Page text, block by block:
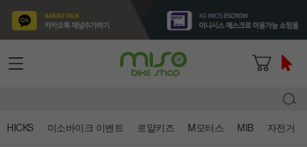
HICKS 미소바이크 이벤트 로얄키즈 M모터스 MIB 자전거